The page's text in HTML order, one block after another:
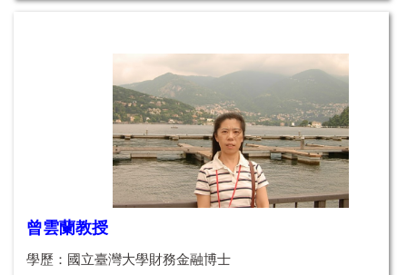
曾雲蘭教授
學歷：國立臺灣大學財務金融博士